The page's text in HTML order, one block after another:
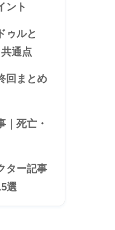
ント
ゥルと
通点
回まとめ
｜死亡・
ター記事
選